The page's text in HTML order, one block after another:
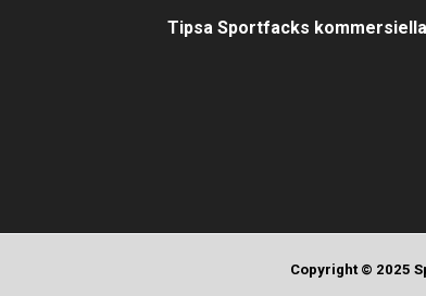
Tipsa Sportfacks
Copyright © 2025